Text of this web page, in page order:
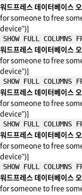
워드프레스 데이터베이스
for someone to free
device")]
SHOW FULL
워드프레스 데이터베이스
for someone to free
device")]
SHOW FULL
워드프레스 데이터베이스
for someone to free
device")]
SHOW FULL
워드프레스 데이터베이스
for someone to free
device")]
SHOW FULL
워드프레스 데이터베이스
for someone to free